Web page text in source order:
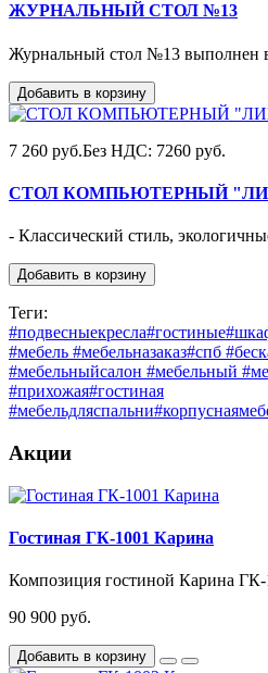
ЖУРНАЛЬНЫЙ СТОЛ №13
Журнальный стол №13 выполнен
Добавить в корзину
7 260 руб.Без НДС: 7260 руб.
СТОЛ КОМПЬЮТЕРНЫЙ
- Классический стиль,
Добавить в корзину
Теги:
#мебель #мебельназаказ#спб
#мебельныйсалон #мебельный
#прихожая#гостиная
Акции
Гостиная ГК-1001 Карина
Композиция гостиной Карина ГК-
90 900 руб.
Добавить в корзину